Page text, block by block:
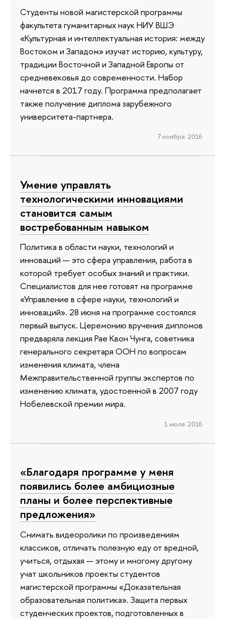
Студенты новой магистерской программы
факультета гуманитарных наук НИУ ВШЭ
«Культурная и интеллектуальная история: между
Востоком и Западом» изучат историю, культуру,
традиции Восточной и Западной Европы от
средневековья до современности. Набор
начнется в 2017 году. Программа предполагает
также получение диплома зарубежного
университета-партнера.
7 ноября 2016
Умение управлять
технологическими инновациями
становится самым
востребованным навыком
Политика в области науки, технологий и
инноваций — это сфера управления, работа в
которой требует особых знаний и практики.
Специалистов для нее готовят на программе
«Управление в сфере науки, технологий и
инноваций». 28 июня на программе состоялся
первый выпуск. Церемонию вручения дипломов
предваряла лекция Рае Квон Чунга, советника
генерального секретаря ООН по вопросам
изменения климата, члена
Межправительственной группы экспертов по
изменению климата, удостоенной в 2007 году
Нобелевской премии мира.
1 июля 2016
«Благодаря программе у меня
появились более амбициозные
планы и более перспективные
предложения»
Снимать видеоролики по произведениям
классиков, отличать полезную еду от вредной,
учиться, отдыхая — этому и многому другому
учат школьников проекты студентов
магистерской программы «Доказательная
образовательная политика». Защита первых
студенческих проектов, подготовленных в